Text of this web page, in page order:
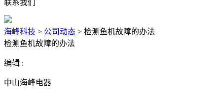
联系我们
海峰科技 > 公司动态 > 检测鱼机故障的办法
检测鱼机故障的办法
编辑 :
中山海峰电器